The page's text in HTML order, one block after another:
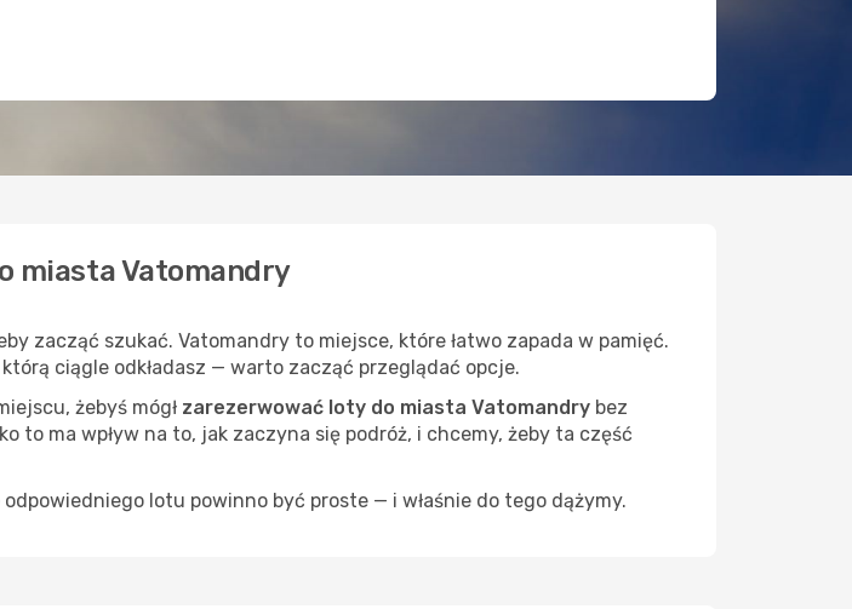
miasta Vatomandry
zacząć szukać. Vatomandry to miejsce, które łatwo zapada w pamięć.
ciągle odkładasz — warto zacząć przeglądać opcje.
żebyś mógł zarezerwować loty do miasta Vatomandry bez
ma wpływ na to, jak zaczyna się podróż, i chcemy, żeby ta część
lotu powinno być proste — i właśnie do tego dążymy.